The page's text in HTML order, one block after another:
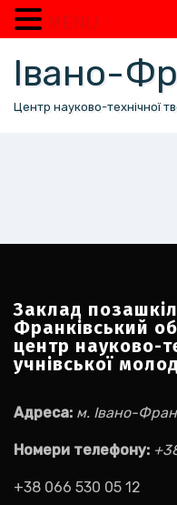
вмісту
Івано-
Центр науково-технічної
Заклад
Франківський
центр науково-
учнівської
Адреса: м. Івано-
Номери телефону:
+38 066 530 05 12
MENU